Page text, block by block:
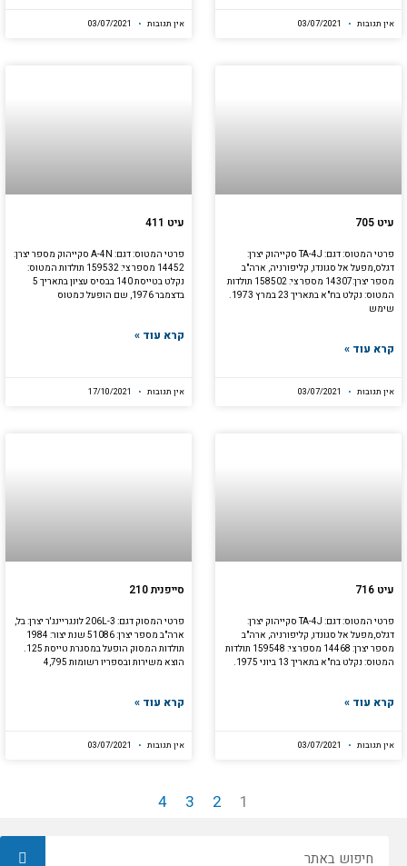
אין תגובות אין תגובות
עיט 705
פרטי המטוס: דגם: TA-4J סקייהוק יצרן:
דגלס,מפעל אל סגונדו, קליפורניה, ארה"ב
מספר יצרן:14307 מספר צי: 158502 תולדות
המטוס: נקלט בח"א בתאריך 23 במרץ 1973.
שימש
קרא עוד »
אין תגובות
עיט 411
פרטי המטוס: דגם: A-4N סקייהוק מספר יצרן:
14452 מספר צי: 159532 תולדות המטוס:
נקלט בטייסת 140 בבסיס עציון בתאריך 5
בדצמבר 1976, שם הופעל כמטוס
קרא עוד »
אין תגובות
עיט 716
פרטי המטוס: דגם: TA-4J סקייהוק יצרן:
דגלס,מפעל אל סגונדו, קליפורניה, ארה"ב
מספר יצרן: 14468 מספר צי: 159548 תולדות
המטוס: נקלט בח"א בתאריך 13 ביוני 1975.
קרא עוד »
אין תגובות
סייפנית 210
פרטי המסוק דגם: 206L-3 לונגריינג'ר יצרן: בל,
ארה"ב מספר יצרן: 51086 שנת יצור: 1984
תולדות המסוק הופעל במסגרת טייסת 125.
הוצא משירות ובספריו רשומות 4,795
קרא עוד »
אין תגובות